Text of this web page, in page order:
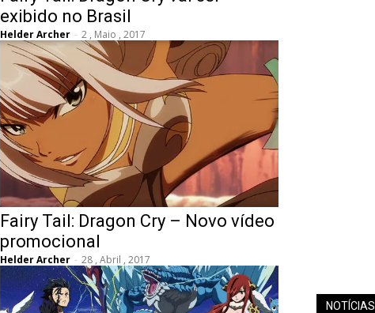
exibido no Brasil
Helder Archer - 2 , Maio , 2017
Fairy Tail: Dragon Cry – Novo vídeo
promocional
Helder Archer - 28 , Abril , 2017
NOTÍCIAS